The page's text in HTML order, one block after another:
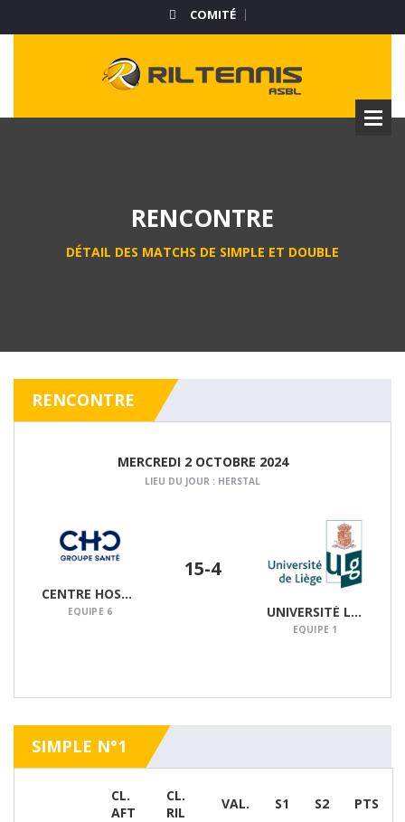
COMITÉ
RENCONTRE
DÉTAIL DES MATCHS DE SIMPLE ET DOUBLE
RENCONTRE
MERCREDI 2 OCTOBRE 2024
LIEU DU JOUR : HERSTAL
CENTRE HOSPITALIER CHRÉTIEN
EQUIPE 6
15-4
UNIVERSITÉ LIÈGE
EQUIPE 1
SIMPLE N°1
CL.
AFT
CL.
RIL
VAL. S1 S2 PTS